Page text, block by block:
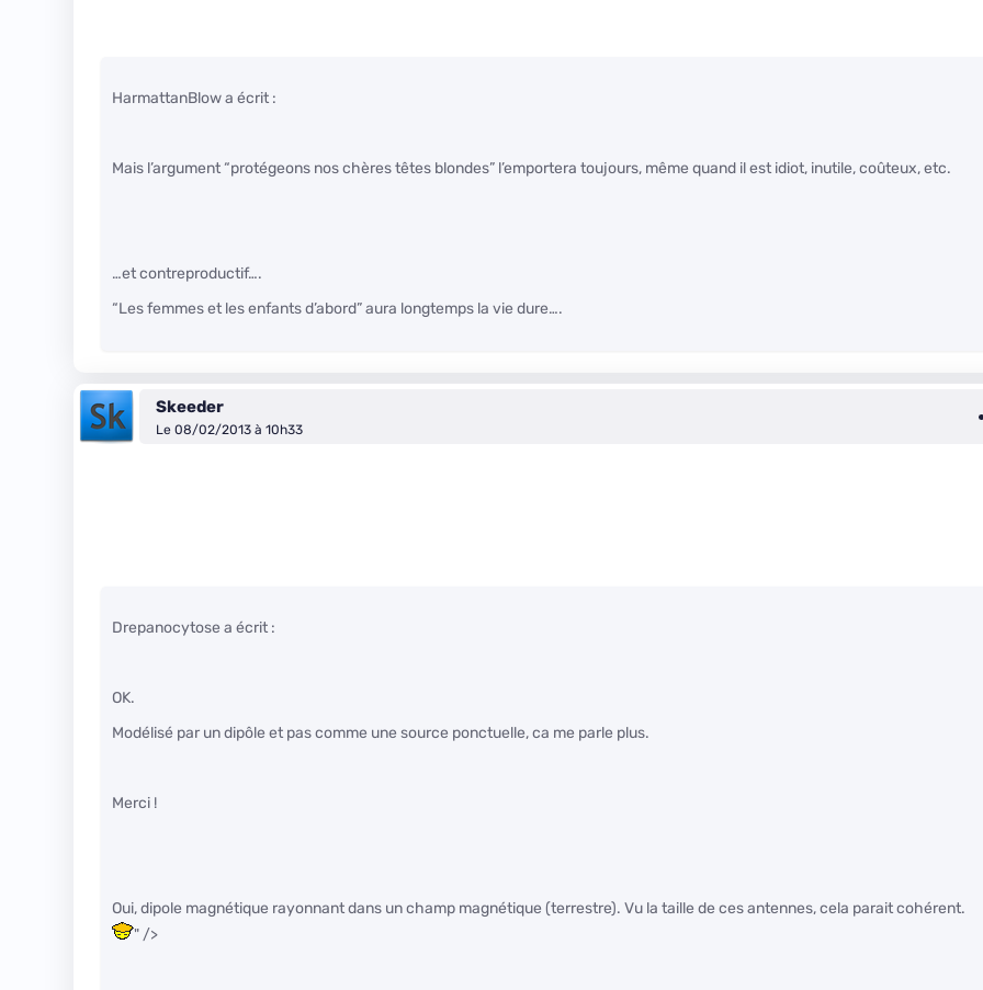
HarmattanBlow a écrit :
Mais l’argument “protégeons nos chères têtes blondes” l’emportera toujours, même quand il est idiot, inutile, coûteux, etc.
…et contreproductif….
“Les femmes et les enfants d’abord” aura longtemps la vie dure….
Skeeder
Le 08/02/2013 à 10h33
Drepanocytose a écrit :
OK.
Modélisé par un dipôle et pas comme une source ponctuelle, ca me parle plus.
Merci !
Oui, dipole magnétique rayonnant dans un champ magnétique (terrestre). Vu la taille de ces antennes, cela parait cohérent.
" />